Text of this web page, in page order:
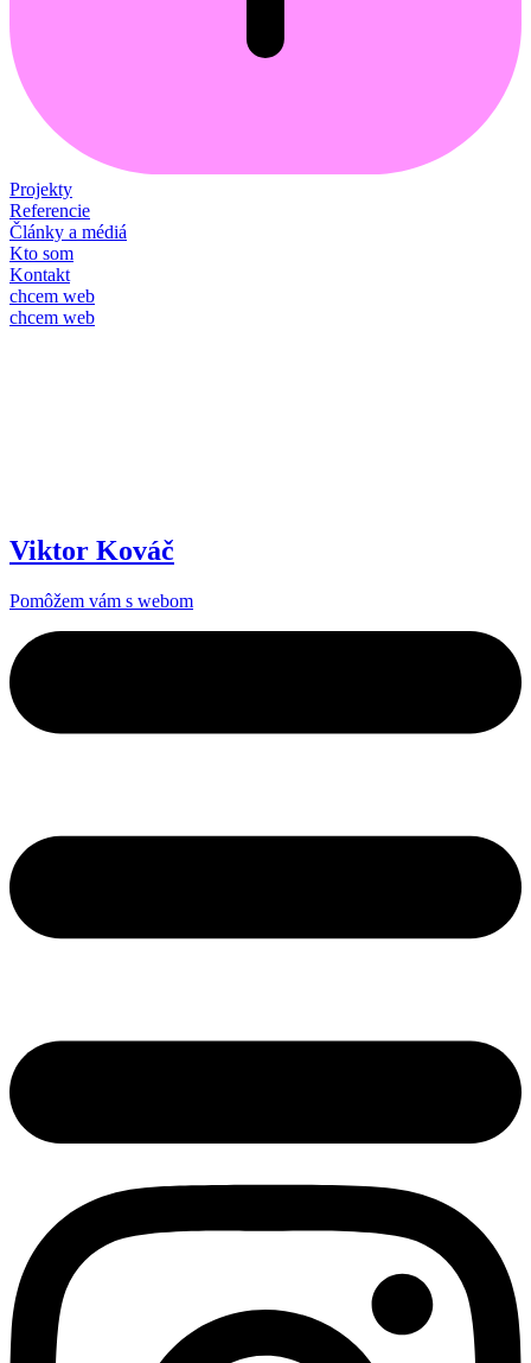
Projekty
Referencie
Články a médiá
Kto som
Kontakt
chcem web
chcem web
Viktor Kováč
Pomôžem vám s webom